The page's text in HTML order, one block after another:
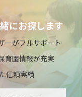
にお探します
ーがフルサポート
育園情報が充実
信頼実績